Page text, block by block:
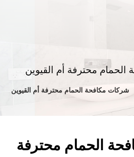
محترفة أم القيوين
شركات مكافحة الحمام محترفة أم القيوين
الحمام محترفة